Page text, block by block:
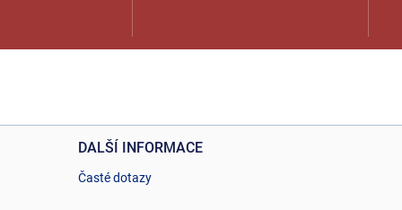
DALŠÍ INFORMACE
Časté dotazy